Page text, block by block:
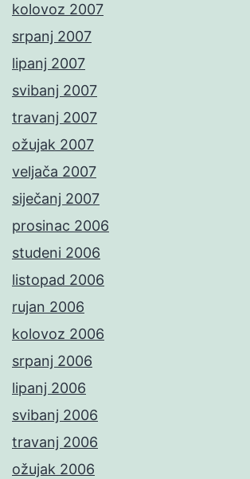
kolovoz 2007
srpanj 2007
lipanj 2007
svibanj 2007
travanj 2007
ožujak 2007
veljača 2007
siječanj 2007
prosinac 2006
studeni 2006
listopad 2006
rujan 2006
kolovoz 2006
srpanj 2006
lipanj 2006
svibanj 2006
travanj 2006
ožujak 2006